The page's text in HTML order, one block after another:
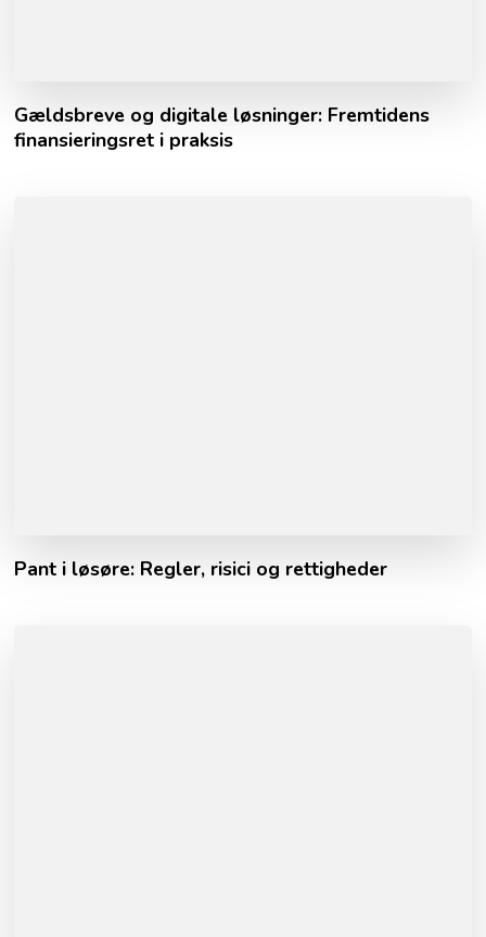
Gældsbreve og digitale løsninger: Fremtidens
finansieringsret i praksis
Pant i løsøre: Regler, risici og rettigheder